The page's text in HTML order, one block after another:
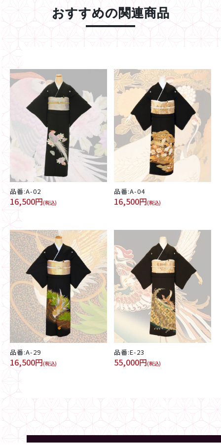
おすすめの関連商品
品番:A-02
16,500円(税込)
品番:A-04
16,500円(税込)
品番:A-29
16,500円(税込)
品番:E-23
55,000円(税込)